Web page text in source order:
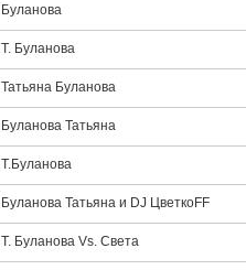
Буланова
Т. Буланова
Татьяна Буланова
Буланова Татьяна
Т.Буланова
Буланова Татьяна и DJ ЦветкоFF
Т. Буланова Vs. Света